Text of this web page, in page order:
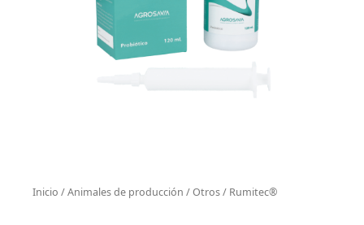
Inicio /Animales de producción /Otros/ Rumitec®